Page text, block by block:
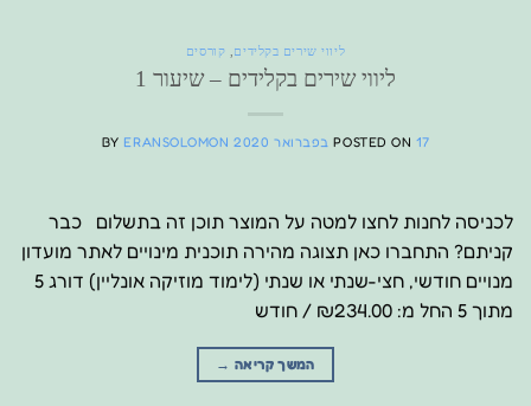
ליווי שירים בקלידים קורסים
ליווי שירים בקלידים – שיעור 1
POSTED ON17 בפברואר 2020 BY ERANSOLOMON
לכניסה לחנות לחצו למטה על המוצר תוכן זה בתשלום כבר
קניתם? התחברו כאן תצוגה מהירה תוכנית מינויים לאתר מועדון
מנויים חודשי, חצי-שנתי או שנתי (לימוד מוזיקה אונליין) דורג 5
מתוך 5 החל מ: ₪234.00 / חודש
המשך קריאה →